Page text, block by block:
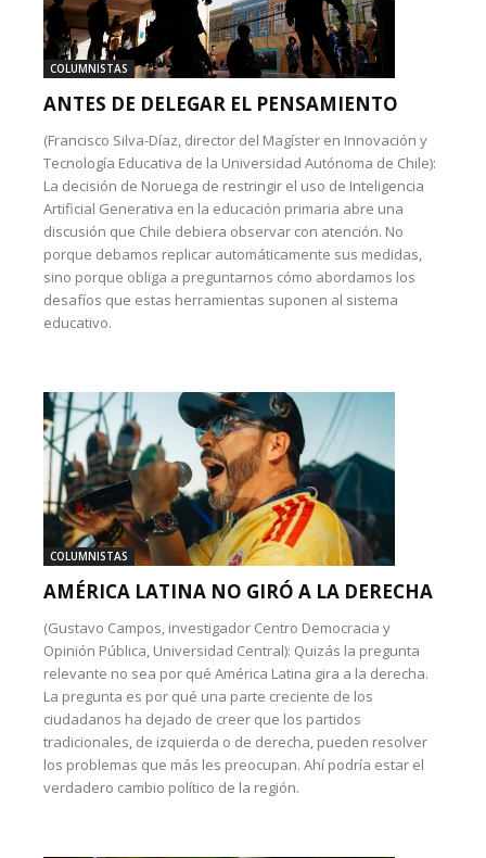
COLUMNISTAS
ANTES DE DELEGAR EL PENSAMIENTO
(Francisco Silva-Díaz, director del Magíster en Innovación y
Tecnología Educativa de la Universidad Autónoma de Chile):
La decisión de Noruega de restringir el uso de Inteligencia
Artificial Generativa en la educación primaria abre una
discusión que Chile debiera observar con atención. No
porque debamos replicar automáticamente sus medidas,
sino porque obliga a preguntarnos cómo abordamos los
desafíos que estas herramientas suponen al sistema
educativo.
COLUMNISTAS
AMÉRICA LATINA NO GIRÓ A LA DERECHA
(Gustavo Campos, investigador Centro Democracia y
Opinión Pública, Universidad Central): Quizás la pregunta
relevante no sea por qué América Latina gira a la derecha.
La pregunta es por qué una parte creciente de los
ciudadanos ha dejado de creer que los partidos
tradicionales, de izquierda o de derecha, pueden resolver
los problemas que más les preocupan. Ahí podría estar el
verdadero cambio político de la región.